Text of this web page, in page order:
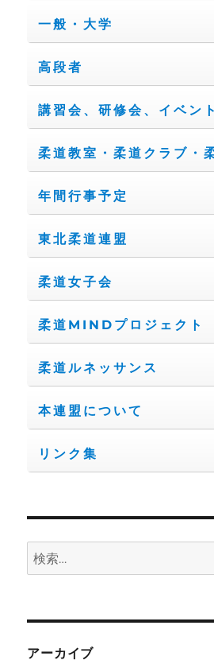
一般・大学
高段者
講習会、研修会、イベン
柔道教室・柔道クラブ・
年間行事予定
東北柔道連盟
柔道女子会
柔道MINDプロジェクト
柔道ルネッサンス
本連盟について
リンク集
検
索:
アーカイブ